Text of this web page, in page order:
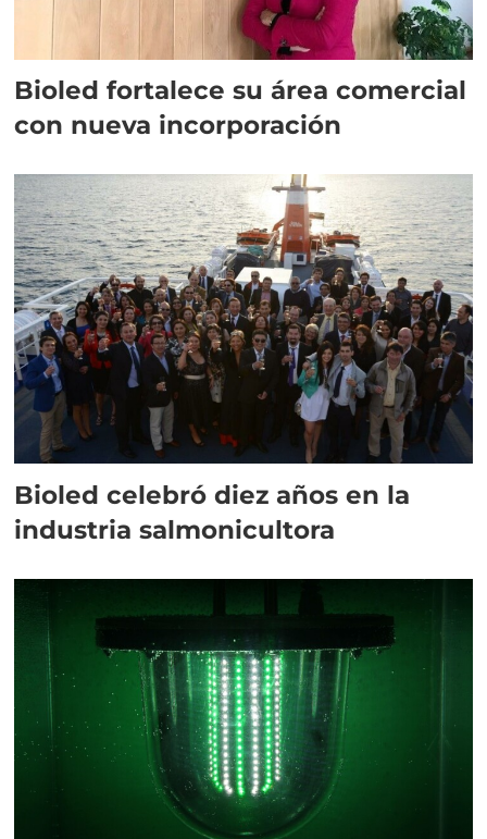
Bioled fortalece su área comercial
con nueva incorporación
Bioled celebró diez años en la
industria salmonicultora